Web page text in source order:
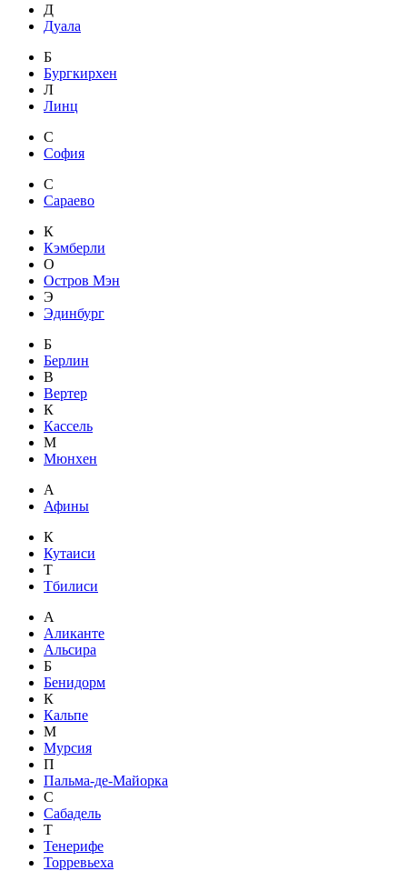
Д
Дуала
Б
Бургкирхен
Л
Линц
С
София
С
Сараево
К
Кэмберли
О
Остров Мэн
Э
Эдинбург
Б
Берлин
В
Вертер
К
Кассель
М
Мюнхен
А
Афины
К
Кутаиси
Т
Тбилиси
А
Аликанте
Альсира
Б
Бенидорм
К
Кальпе
М
Мурсия
П
Пальма-де-Майорка
С
Сабадель
Т
Тенерифе
Торревьеха